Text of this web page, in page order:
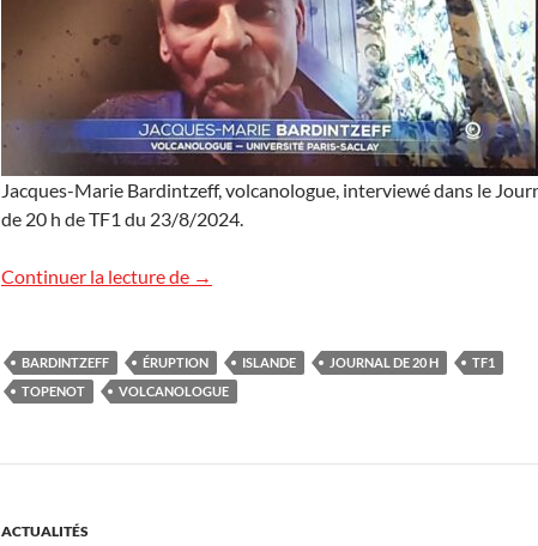
Jacques-Marie Bardintzeff, volcanologue, interviewé dans le
de 20 h de TF1 du 23/8/2024.
Continuer la lecture de L’éruption islandaise sur TF1
→
BARDINTZEFF ÉRUPTION ISLANDE JOURNAL DE 20 H
TF1
TOPENOT
VOLCANOLOGUE
ACTUALITÉS